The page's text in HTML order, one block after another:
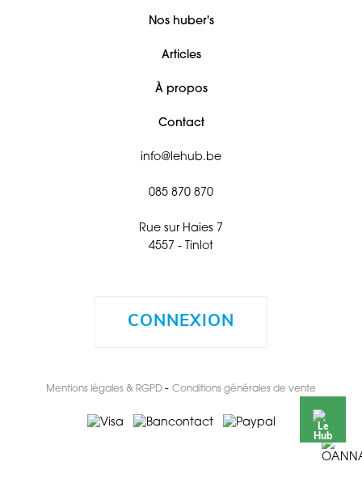
Nos huber's
Articles
À propos
Contact
info@lehub.be
085 870 870
Rue sur Haies 7
4557 - Tinlot
CONNEXION
Mentions légales & RGPD - Conditions générales de vente